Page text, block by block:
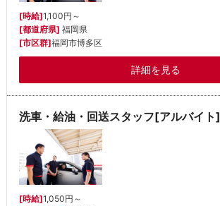
[時給]1,100円～
[都道府県] 福岡県
[市区群]福岡市博多区
詳細を見る
洗車・給油・回送スタッフ[アルバイト]
[時給]1,050円～